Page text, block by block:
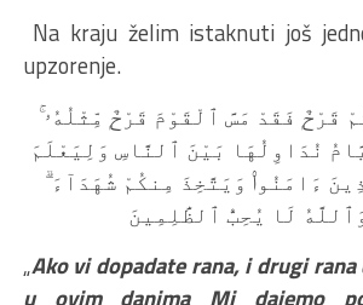
Na kraju želim istaknuti još
upzorenje.
قَرْحٌۭ فَقَدْ مَسَّ ٱلْقَوْمَ قَرْحٌۭ مِّثْلُهُۥ
نُدَاوِلُهَا بَيْنَ ٱلنَّاسِ وَلِيَعْلَمَ
ءَامَنُوا۟ وَيَتَّخِذَ مِنكُمْ شُهَدَآءَ
لَا يُحِبُّ ٱلظَّٰلِمِينَ
„Ako vi dopadate rana, i drugi rana
u ovim danima Mi dajemo